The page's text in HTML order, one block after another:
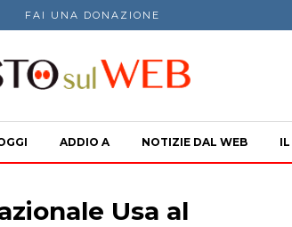
FAI UNA DONAZIONE
ADDIO A NOTIZIE DAL WEB
Usa al